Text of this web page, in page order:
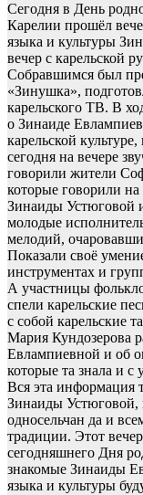
Сегодня в День
Карелии прошёл
языка и культуры
вечер с карельской
Собравшимся был
«Зинушка»,
карельского ТВ. В
о Зинаиде
карельской
сегодня на вечере
говорили жители
которые говорили
Зинаиды Устюговой
молодые
мелодий,
Показали своё
инструментах и
А участницы
спели карельские
с собой карельские
Мария Кундозерова
Евлампиевной и об
которые та знала и
Вся эта информация
Зинаиды Устюговой,
односельчан да и
традиции. Этот
сегодняшнего Дня
знакомые Зинаиды
языка и культуры